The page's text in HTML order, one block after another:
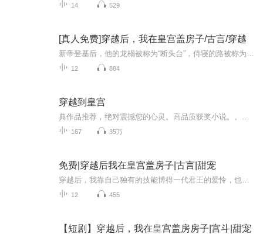
14 529
[真人免费]穿越后，我在皇宫盖房子/古言/穿越
12 884
穿越到皇宫
167 35万
免费|穿越后我在皇宫盖房子|古言|甜宠
12 455
【短剧】穿越后，我在皇宫盖房房子|宫斗|甜宠